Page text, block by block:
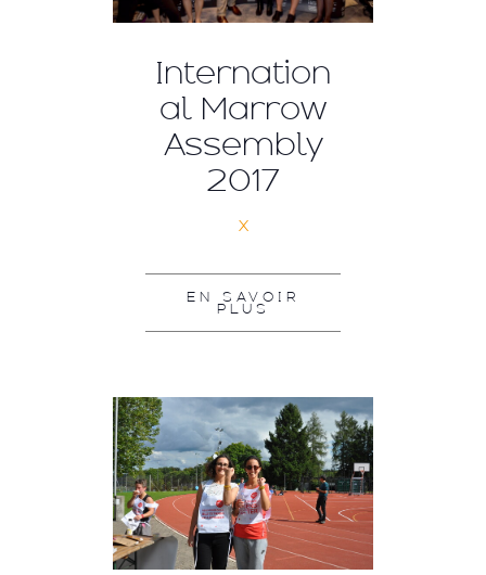
Internation
al Marrow
Assembly
2017
x
EN SAVOIR
PLUS